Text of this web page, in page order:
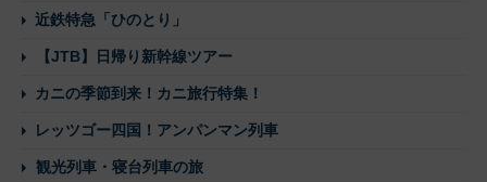
近鉄特急「ひのとり」
【JTB】日帰り新幹線ツアー
カニの季節到来！カニ旅行特集！
レッツゴー四国！アンパンマン列車
観光列車・寝台列車の旅